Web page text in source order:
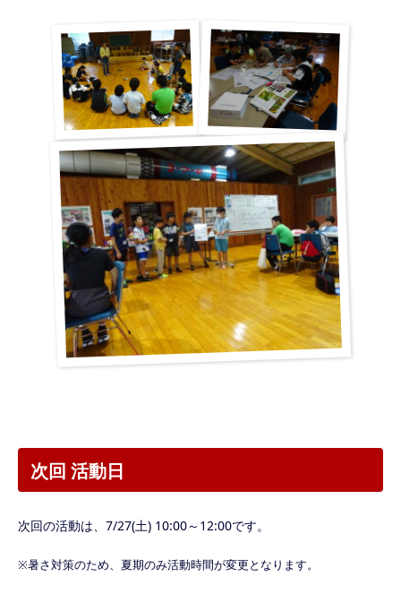
次回 活動日
次回の活動は、7/27(土) 10:00～12:00です。
※暑さ対策のため、夏期のみ活動時間が変更となります。